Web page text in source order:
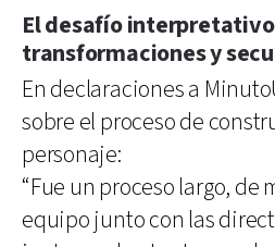
El desafío
transformaciones y
En declaraciones a
sobre el proceso de
personaje:
“Fue un proceso largo, de
equipo junto con las